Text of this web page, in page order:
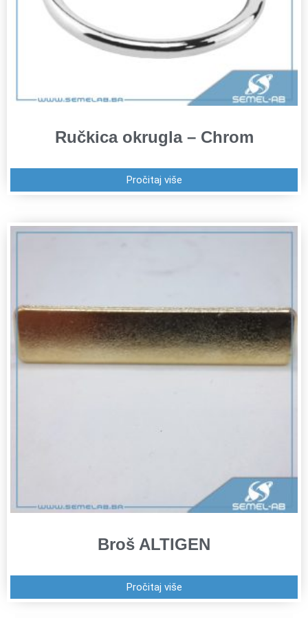
Ručkica okrugla – Chrom
Pročitaj više
Broš ALTIGEN
Pročitaj više